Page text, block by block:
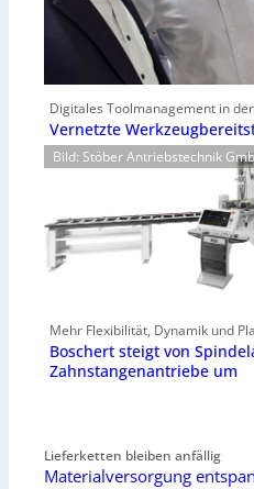
Digitales Toolmanagement in
Vernetzte
Bild: Stöber Antriebstechnik
Mehr Flexibilität, Dynamik und
Boschert steigt von
Zahnstangenantriebe um
Lieferketten bleiben anfällig
Materialversorgung